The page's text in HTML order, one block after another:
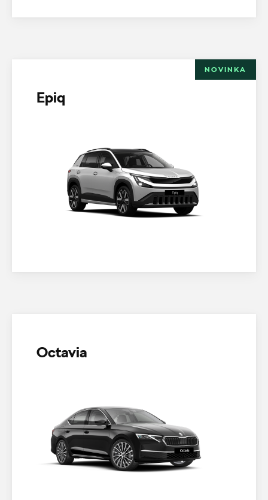
NOVINKA
Epiq
Octavia